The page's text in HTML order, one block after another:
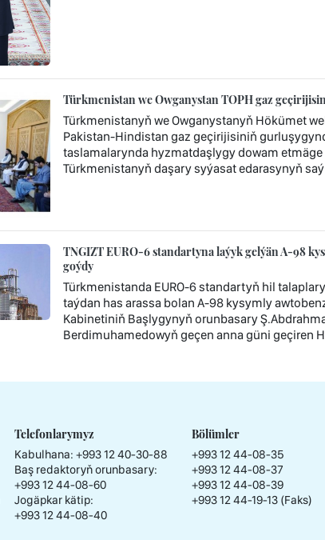
Türkmenistan we Owganystan TOPH gaz
Türkmenistanyň we Owganystanyň Hökümet
Pakistan-Hindistan gaz geçirijisiniň
taslamalarynda hyzmatdaşlygy dowam
Türkmenistanyň daşary syýasat edarasynyň
TNGIZT EURO-6 standartyna laýyk gelýän A-98
goýdy
Türkmenistanda EURO-6 standartyň hil
taýdan has arassa bolan A-98 kysymly
Kabinetiniň Başlygynyň orunbasary
Berdimuhamedowyň geçen anna güni geçiren
Telefonlarymyz
Kabulhana: +993 12 40-30-88
Baş redaktoryň orunbasary:
+993 12 44-08-60
Jogäpkar kätip:
+993 12 44-08-40
Bölümler
+993 12 44-08-35
+993 12 44-08-37
+993 12 44-08-39
+993 12 44-19-13 (Faks)